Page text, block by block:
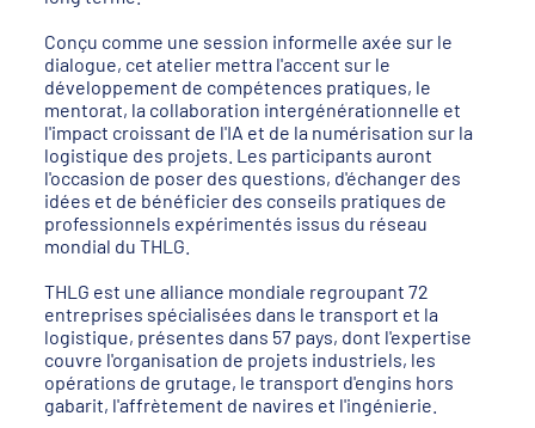
Conçu comme une session informelle axée sur le
dialogue, cet atelier mettra l'accent sur le
développement de compétences pratiques, le
mentorat, la collaboration intergénérationnelle et
l'impact croissant de l'IA et de la numérisation sur la
logistique des projets. Les participants auront
l'occasion de poser des questions, d'échanger des
idées et de bénéficier des conseils pratiques de
professionnels expérimentés issus du réseau
mondial du THLG.
THLG est une alliance mondiale regroupant 72
entreprises spécialisées dans le transport et la
logistique, présentes dans 57 pays, dont l'expertise
couvre l'organisation de projets industriels, les
opérations de grutage, le transport d'engins hors
gabarit, l'affrètement de navires et l'ingénierie.